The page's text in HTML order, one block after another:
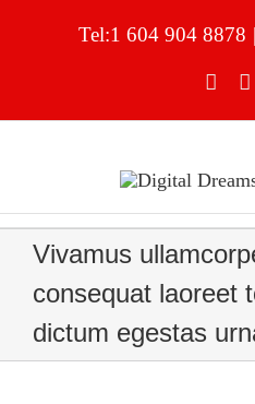
Tel:1 604 904 8878 |
Vivamus
consequat laoreet
dictum egestas